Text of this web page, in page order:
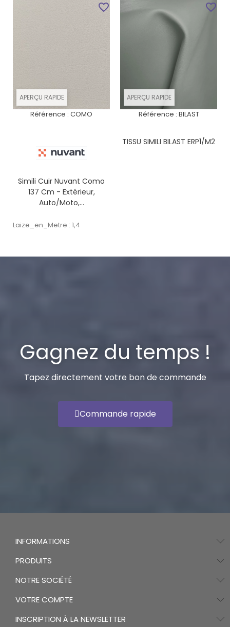
APERÇU RAPIDE
Référence : COMO
Simili Cuir Nuvant Como
137 Cm - Extérieur,
Auto/moto,...
Laize_en_Metre : 1,4
favorite_border
APERÇU RAPIDE
Référence : BILAST
TISSU SIMILI BILAST ERP1/M2
favorite_border
Gagnez du temps !
Tapez directement votre bon de commande
Commande rapide
INFORMATIONS
PRODUITS
NOTRE SOCIÉTÉ
VOTRE COMPTE
INSCRIPTION À LA NEWSLETTER